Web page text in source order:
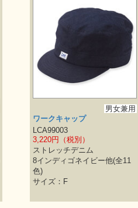
男女兼用
ワークキャップ
LCA99003
3,220円（税別）
ストレッチデニム
8インディゴネイビー他(全11
色)
サイズ：F